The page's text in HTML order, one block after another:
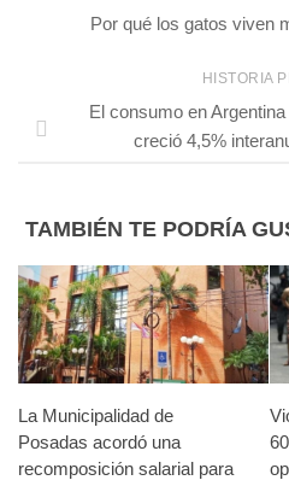
Por qué los gatos viven
HISTORIA
El consumo en
creció 4,5%
TAMBIÉN TE PODRÍA
La Municipalidad de
Posadas acordó una
recomposición salarial para